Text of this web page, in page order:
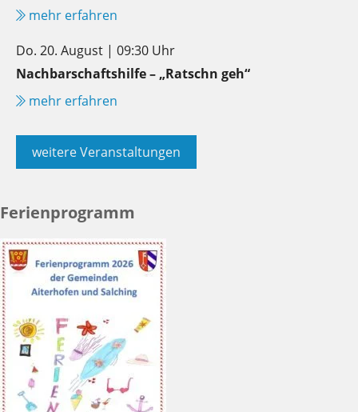
mehr erfahren
Do. 20. August | 09:30 Uhr
Nachbarschaftshilfe – „Ratschn geh“
mehr erfahren
weitere Veranstaltungen
Ferienprogramm